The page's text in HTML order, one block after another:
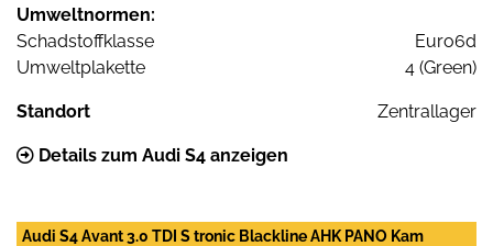
Umweltnormen:
Schadstoffklasse
Euro6d
Umweltplakette
4 (Green)
Standort Zentrallager
Details zum Audi S4 anzeigen
Audi S4 Avant 3.0 TDI S tronic Blackline AHK PANO Kam